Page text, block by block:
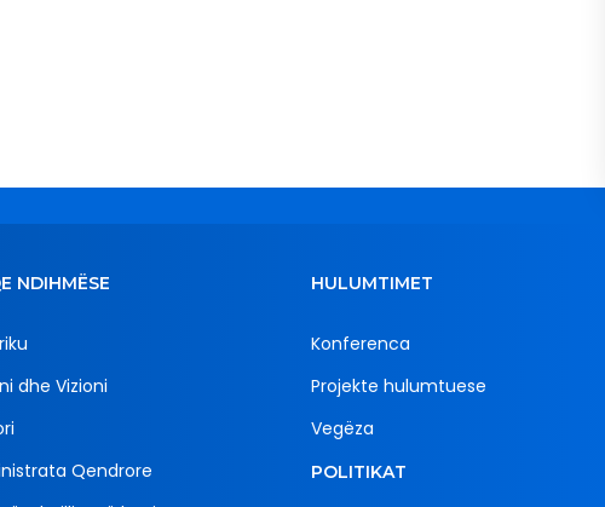
NDIHMËSE
dhe Vizioni
Qendrore
HULUMTIMET
Konferenca
Projekte hulumtuese
Vegëza
POLITIKAT